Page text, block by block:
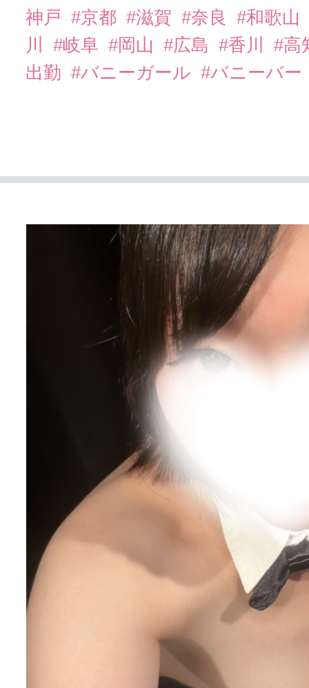
神戸 #京都 #滋賀 #奈良
#和歌山
川
#岐阜 #岡山 #広島 #香川
#高
出勤 #バニーガール #バニーバー